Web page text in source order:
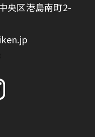
央区港島南町2-